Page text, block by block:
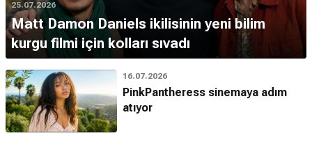
25.07.2026
Matt Damon Daniels ikilisinin yeni bilim
kurgu filmi için kolları sıvadı
16.07.2026
PinkPantheress sinemaya adım
atıyor